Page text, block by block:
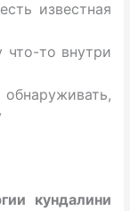
известная
что-то внутри
кундалини